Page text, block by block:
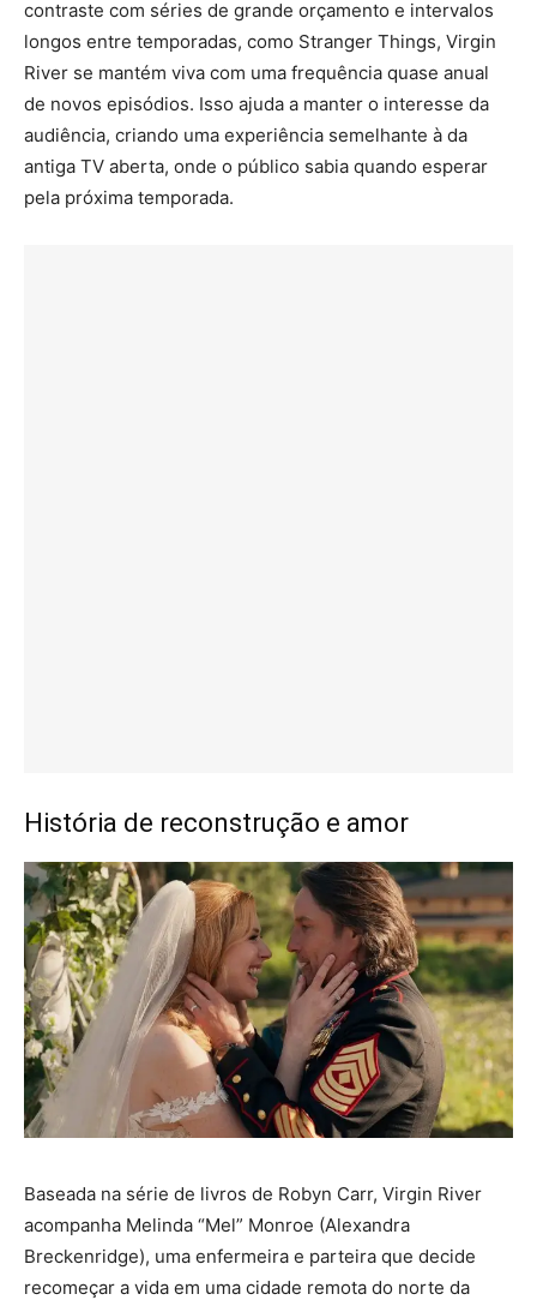
contraste com séries de grande orçamento e intervalos
longos entre temporadas, como Stranger Things, Virgin
River se mantém viva com uma frequência quase anual
de novos episódios. Isso ajuda a manter o interesse da
audiência, criando uma experiência semelhante à da
antiga TV aberta, onde o público sabia quando esperar
pela próxima temporada.
História de reconstrução e amor
Baseada na série de livros de Robyn Carr, Virgin River
acompanha Melinda “Mel” Monroe (Alexandra
Breckenridge), uma enfermeira e parteira que decide
recomeçar a vida em uma cidade remota do norte da